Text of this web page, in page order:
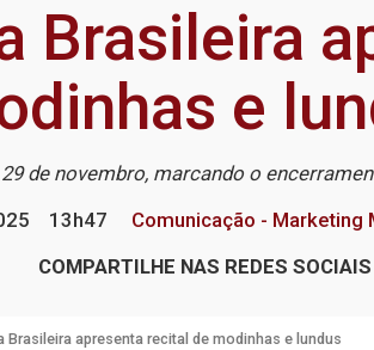
Brasileira
e
de novembro, marcando o
13h47
Comunicação - Marketing
COMPARTILHE NAS REDES SOCIAIS
Brasileira apresenta recital de modinhas e lundus